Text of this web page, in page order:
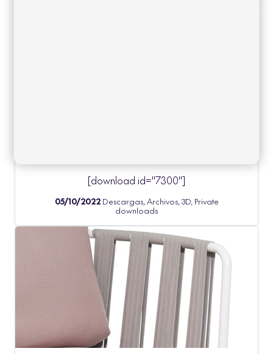
[download id="7300"]
05/10/2022Descargas, Archivos, 3D, Private
downloads